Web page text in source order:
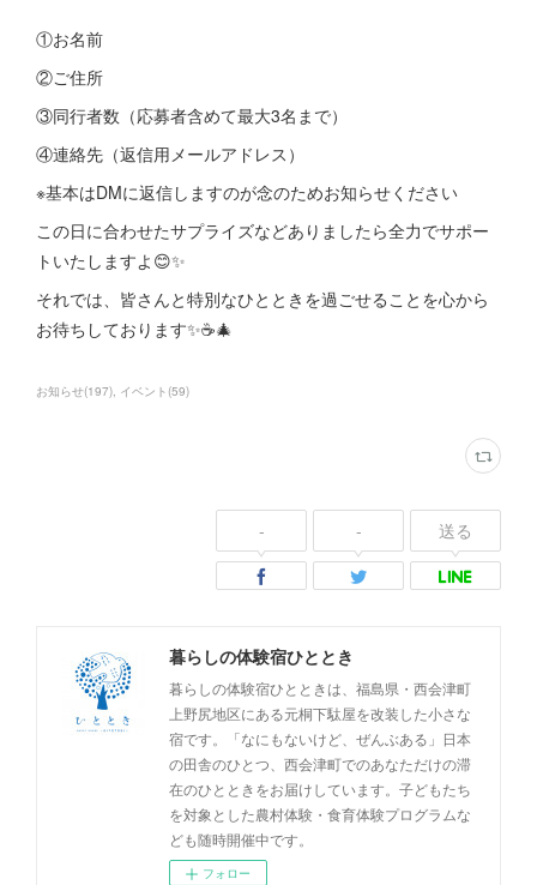
①お名前
②ご住所
③同行者数（応募者含めて最大3名まで）
④連絡先（返信用メールアドレス）
※基本はDMに返信しますのが念のためお知らせください
この日に合わせたサプライズなどありましたら全力でサポー
トいたしますよ😊✨
それでは、皆さんと特別なひとときを過ごせることを心から
お待ちしております✨☕️🎄
お知らせ(197) イベント (59)
- - 送る
暮らしの体験宿ひととき
暮らしの体験宿ひとときは、福島県・西会津町
上野尻地区にある元桐下駄屋を改装した小さな
宿です。「なにもないけど、ぜんぶある」日本
の田舎のひとつ、西会津町でのあなただけの滞
在のひとときをお届けしています。子どもたち
を対象とした農村体験・食育体験プログラムな
ども随時開催中です。
フォロー